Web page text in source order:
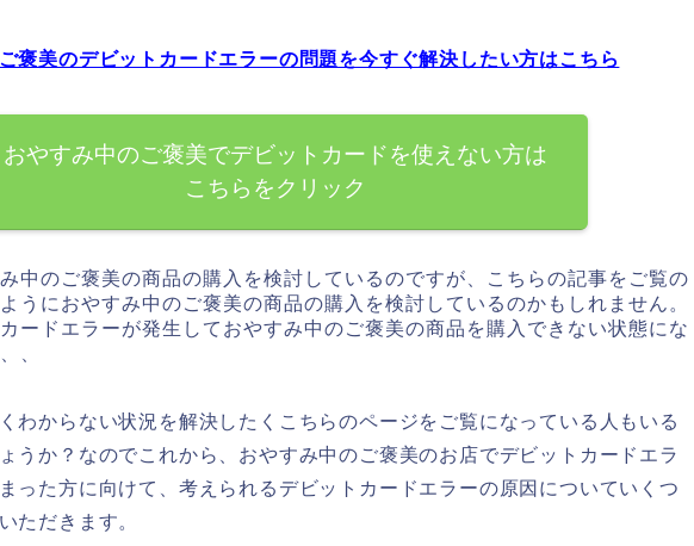
褒美のデビットカードエラーの問題を今すぐ解決したい方はこちら
おやすみ中のご褒美でデビットカードを使えない方は
こちらをクリック
中のご褒美の商品の購入を検討しているのですが、こちらの記事をご覧の
うにおやすみ中のご褒美の商品の購入を検討しているのかもしれません。
ードエラーが発生しておやすみ中のご褒美の商品を購入できない状態にな
、
わからない状況を解決したくこちらのページをご覧になっている人もいる
うか？なのでこれから、おやすみ中のご褒美のお店でデビットカードエラ
った方に向けて、考えられるデビットカードエラーの原因についていくつ
ただきます。